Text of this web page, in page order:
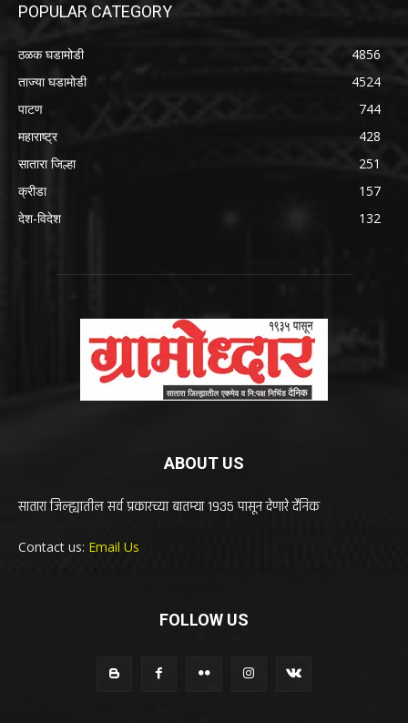
POPULAR CATEGORY
ठळक घडामोडी
4856
ताज्या घडामोडी
4524
पाटण
744
महाराष्ट्र
428
सातारा जिल्हा
251
क्रीडा
157
देश-विदेश
132
ABOUT US
सातारा जिल्ह्यातील सर्व प्रकारच्या बातम्या 1935 पासून देणारे दैनिक
Contact us: Email Us
FOLLOW US